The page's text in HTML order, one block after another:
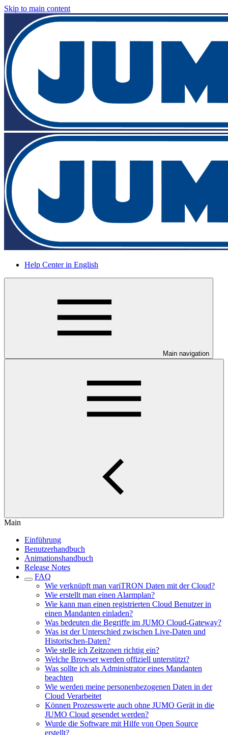
Skip to main content
Help Center in English
Main navigation
Main
Einführung
Benutzerhandbuch
Animationshandbuch
Release Notes
FAQ
Wie verknüpft man variTRON Daten mit der Cloud?
Wie erstellt man einen Alarmplan?
Wie kann man einen registrierten Cloud Benutzer in
einen Mandanten einladen?
Was bedeuten die Begriffe im JUMO Cloud-Gateway?
Was ist der Unterschied zwischen Live-Daten und
Historischen-Daten?
Wie stelle ich Zeitzonen richtig ein?
Welche Browser werden offiziell unterstützt?
Was sollte ich als Administrator eines Mandanten
beachten
Wie werden meine personenbezogenen Daten in der
Cloud Verarbeitet
Können Prozesswerte auch ohne JUMO Gerät in die
JUMO Cloud gesendet werden?
Wurde die Software mit Hilfe von Open Source
erstellt?